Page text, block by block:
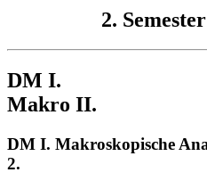
2.
DM I.
Makro II.
DM I. Makroskopische
2.